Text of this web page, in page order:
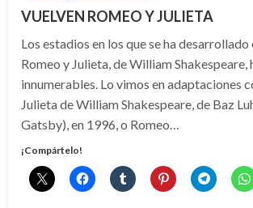
VUELVEN ROMEO Y JULIETA
Los estadios en los que se ha
Romeo y Julieta, de William Shakespeare,
innumerables. Lo vimos en adaptaciones
Julieta de William Shakespeare, de Baz
Gatsby), en 1996, o Romeo…
¡Compártelo!